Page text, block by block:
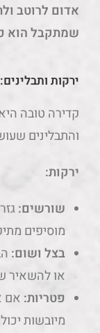
אדום לרוטב
שמתקבל הוא
ירקות
קדירה טובה
והתבלינים
ירקות:
שורשים:
מוסיפים
בצל ושום:
או להשאיר
פטריות: אם
מיובשות